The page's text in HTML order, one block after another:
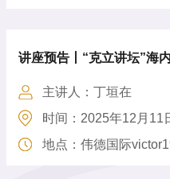
讲座预告丨“克立讲坛”海
在教授讲宋明理学的“知”论
主讲人：丁垣在
时间：2025年12月11
地点：伟德国际